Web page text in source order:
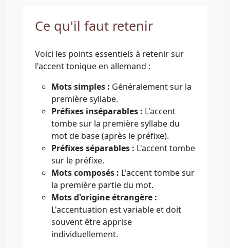
Ce qu'il faut retenir
Voici les points essentiels à retenir sur
l'accent tonique en allemand :
Mots simples : Généralement sur la
première syllabe.
Préfixes inséparables : L'accent
tombe sur la première syllabe du
mot de base (après le préfixe).
Préfixes séparables : L'accent tombe
sur le préfixe.
Mots composés : L'accent tombe sur
la première partie du mot.
Mots d'origine étrangère :
L'accentuation est variable et doit
souvent être apprise
individuellement.